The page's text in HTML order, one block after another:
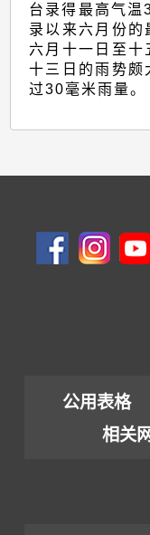
台录得最高气温
录以来六月份的
六月十一日至十
十三日的雨势颇
过30毫米雨量。
公用表格
相关